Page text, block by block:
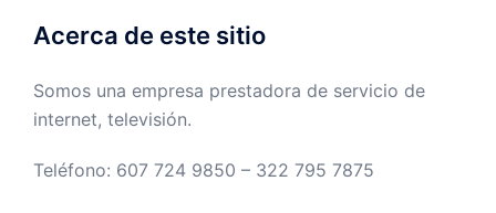
Acerca de este sitio
Somos una empresa prestadora de servicio de
internet, televisión.
Teléfono: 607 724 9850 – 322 795 7875